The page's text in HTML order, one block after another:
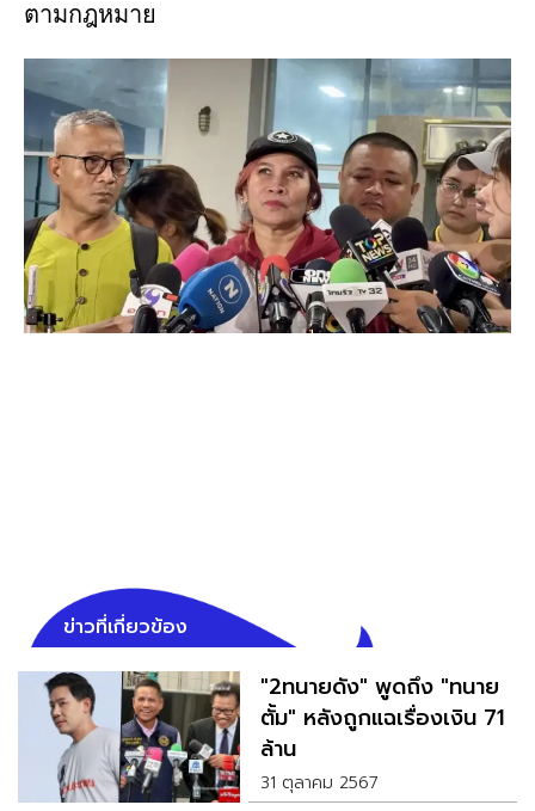
ตามกฎหมาย
ข่าวที่เกี่ยวข้อง
"2ทนายดัง" พูดถึง "ทนาย
ตั้ม" หลังถูกแฉเรื่องเงิน 71
ล้าน
31 ตุลาคม 2567